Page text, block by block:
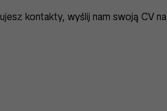
kontakty, wyślij nam swoją CV na